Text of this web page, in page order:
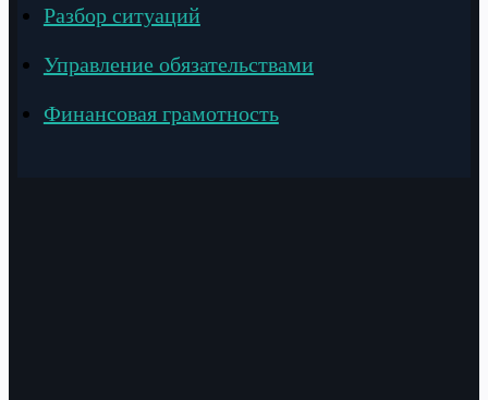
Разбор ситуаций
Управление обязательствами
Финансовая грамотность